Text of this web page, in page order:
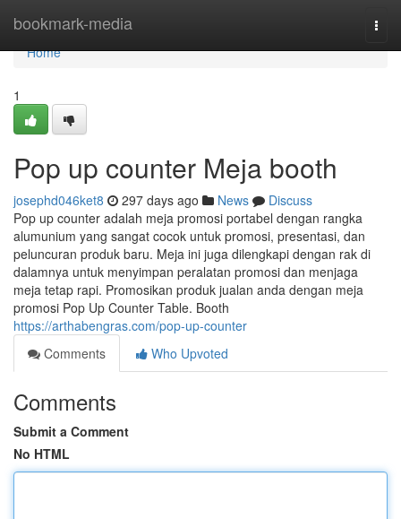
bookmark-media
Home
Home
1
Pop up counter Meja booth
josephd046ket8 297 days ago News
Discuss
Pop up counter adalah meja promosi portabel dengan rangka
alumunium yang sangat cocok untuk promosi, presentasi, dan
peluncuran produk baru. Meja ini juga dilengkapi dengan rak di
dalamnya untuk menyimpan peralatan promosi dan menjaga
meja tetap rapi. Promosikan produk jualan anda dengan meja
promosi Pop Up Counter Table. Booth
https://arthabengras.com/pop-up-counter
Comments
Who Upvoted
Comments
Submit a Comment
No HTML